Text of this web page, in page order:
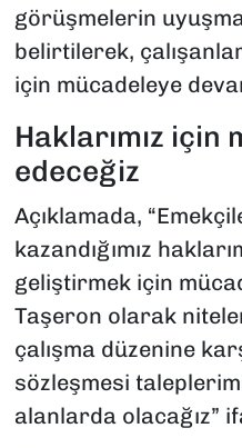
görüşmelerin
belirtilerek,
için mücadeleye
Haklarımız için
edeceğiz
Açıklamada,
kazandığımız
geliştirmek için
Taşeron olarak
çalışma düzenine
sözleşmesi
alanlarda olacağız”